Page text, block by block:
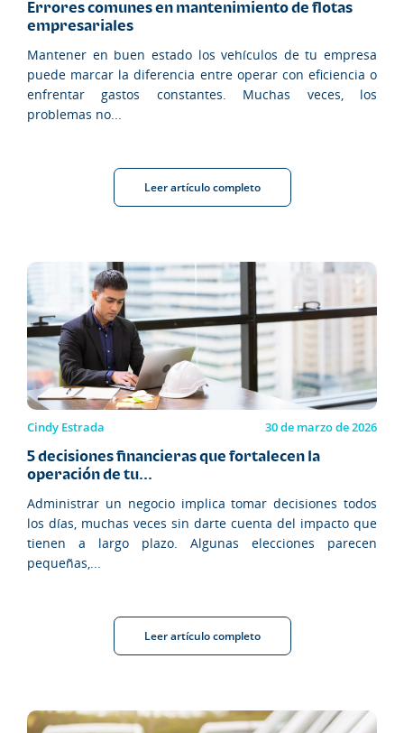
Errores comunes en mantenimiento de flotas
empresariales
Mantener en buen estado los vehículos de tu empresa
puede marcar la diferencia entre operar con eficiencia o
enfrentar gastos constantes. Muchas veces, los
problemas no...
Leer artículo completo
Cindy Estrada 30 de marzo de 2026
5 decisiones financieras que fortalecen la
operación de tu...
Administrar un negocio implica tomar decisiones todos
los días, muchas veces sin darte cuenta del impacto que
tienen a largo plazo. Algunas elecciones parecen
pequeñas,...
Leer artículo completo